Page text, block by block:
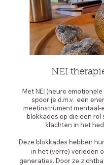
NEI
Met NEI (neuro
spoor je d.m.v. een
meetinstrument mentaal-
blokkades op die een rol
klachten in het
Deze blokkades hebben
in het (verre) verleden
generaties. Door ze